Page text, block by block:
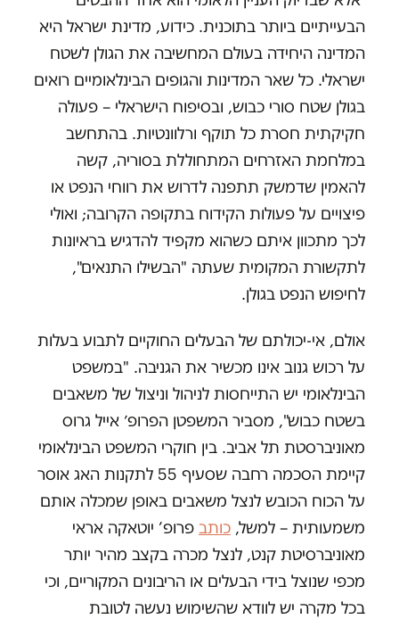
הבעייתיים ביותר בתוכנית. כידוע, מדינת ישראל היא
המדינה היחידה בעולם המחשיבה את הגולן לשטח
ישראלי. כל שאר המדינות והגופים הבינלאומיים רואים
בגולן שטח סורי כבוש, ובסיפוח הישראלי – פעולה
חקיקתית חסרת כל תוקף ורלוונטיות. בהתחשב
במלחמת האזרחים המתחוללת בסוריה, קשה
להאמין שדמשק תתפנה לדרוש את רווחי הנפט או
פיצויים על פעולות הקידוח בתקופה הקרובה; ואולי
לכך מתכוון איתם כשהוא מקפיד להדגיש בראיונות
לתקשורת המקומית שעתה "הבשילו התנאים",
לחיפוש הנפט בגולן.
אולם, אי-יכולתם של הבעלים החוקיים לתבוע בעלות
על רכוש גנוב אינו מכשיר את הגניבה. "במשפט
הבינלאומי יש התייחסות לניהול וניצול של משאבים
בשטח כבוש", מסביר המשפטן הפרופ׳ אייל גרוס
מאוניברסטת תל אביב. בין חוקרי המשפט הבינלאומי
קיימת הסכמה רחבה שסעיף 55 לתקנות האג אוסר
על הכוח הכובש לנצל משאבים באופן שמכלה אותם
משמעותית – למשל, כותב פרופ’ יוטאקה אראי
מאוניברסיטת קנט, לנצל מכרה בקצב מהיר יותר
מכפי שנוצל בידי הבעלים או הריבונים המקוריים, וכי
בכל מקרה יש לוודא שהשימוש נעשה לטובת